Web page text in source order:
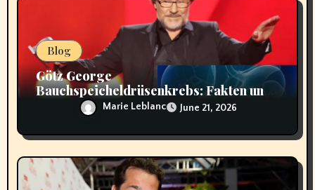
Blog
Götz George
Bauchspeicheldrüsenkrebs: Fakten und
HintergründeMarie Leblanc June 21, 2026